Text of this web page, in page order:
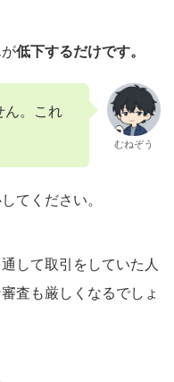
低下するだけです。
ん。これ
むねぞう
てください。
して取引をしていた人
査も厳しくなるでしょ